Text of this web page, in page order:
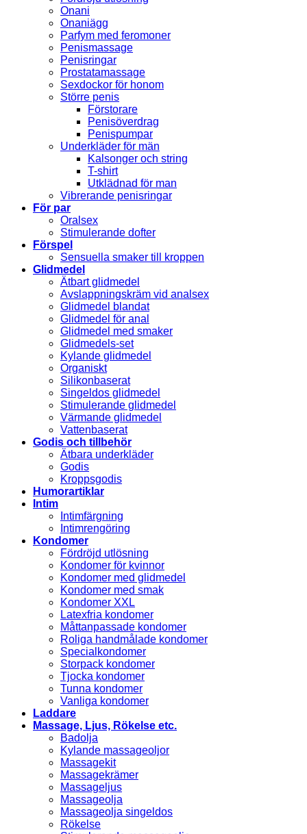
Onani
Onaniägg
Parfym med feromoner
Penismassage
Penisringar
Prostatamassage
Sexdockor för honom
Större penis
Förstorare
Penisöverdrag
Penispumpar
Underkläder för män
Kalsonger och string
T-shirt
Utklädnad för man
Vibrerande penisringar
För par
Oralsex
Stimulerande dofter
Förspel
Sensuella smaker till kroppen
Glidmedel
Ätbart glidmedel
Avslappningskräm vid analsex
Glidmedel blandat
Glidmedel för anal
Glidmedel med smaker
Glidmedels-set
Kylande glidmedel
Organiskt
Silikonbaserat
Singeldos glidmedel
Stimulerande glidmedel
Värmande glidmedel
Vattenbaserat
Godis och tillbehör
Ätbara underkläder
Godis
Kroppsgodis
Humorartiklar
Intim
Intimfärgning
Intimrengöring
Kondomer
Fördröjd utlösning
Kondomer för kvinnor
Kondomer med glidmedel
Kondomer med smak
Kondomer XXL
Latexfria kondomer
Måttanpassade kondomer
Roliga handmålade kondomer
Specialkondomer
Storpack kondomer
Tjocka kondomer
Tunna kondomer
Vanliga kondomer
Laddare
Massage, Ljus, Rökelse etc.
Badolja
Kylande massageoljor
Massagekit
Massagekrämer
Massageljus
Massageolja
Massageolja singeldos
Rökelse